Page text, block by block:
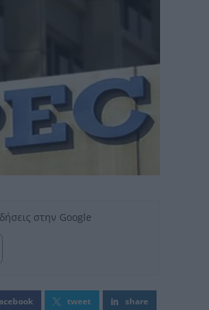
στην Google
tweet share